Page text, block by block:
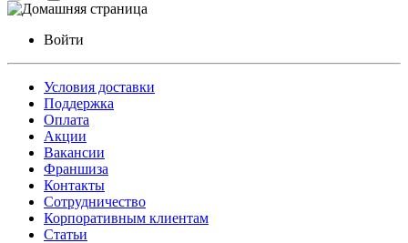
Войти
Условия доставки
Поддержка
Оплата
Акции
Вакансии
Франшиза
Контакты
Сотрудничество
Корпоративным клиентам
Статьи